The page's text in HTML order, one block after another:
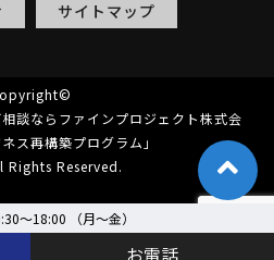
～18:00 （月〜金）
サイトマップ
談ならファインプロジェクト株式会
ス再構築プログラム」
Rights Reserved.